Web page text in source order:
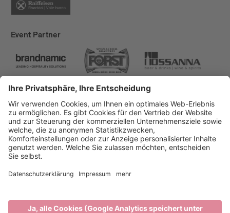
Event Partner
Brixen Tourismus
Privacy
Impressum
Förderungen
produced by